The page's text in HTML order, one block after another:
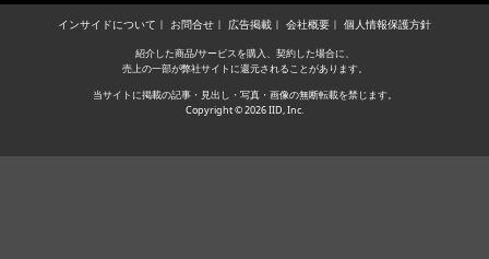
インサイドについて お問合せ 広告掲載 会社概要 個人情報保護方針
紹介した商品/サービスを購入、契約した場合に、
売上の一部が弊社サイトに還元されることがあります。
当サイトに掲載の記事・見出し・写真・画像の無断転載を禁じます。
Copyright © 2026 IID, Inc.